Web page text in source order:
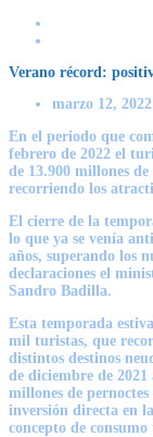
Verano récord:
marzo 12, 2022
En el periodo que
febrero de 2022 el
de 13.900 millones
recorriendo los
El cierre de la
lo que ya se venía
años, superando los
declaraciones el
Sandro Badilla.
Esta temporada
mil turistas, que
distintos destinos
de diciembre de
millones de
inversión directa en
concepto de